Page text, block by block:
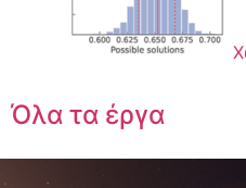
Όλα τα έργα